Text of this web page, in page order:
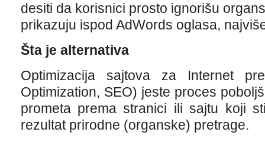
desiti da korisnici prosto ignorišu
prikazuju ispod AdWords oglasa,
Šta je alternativa
Optimizacija sajtova za Internet
Optimization, SEO) jeste proces
prometa prema stranici ili sajtu koji
rezultat prirodne (organske) pretrage.